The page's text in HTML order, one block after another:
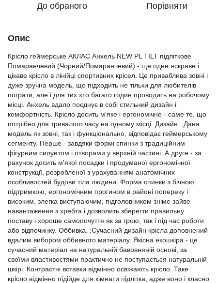
До обраного Порівняти
Опис
Крісло геймерське АКЛАС Анхель NEW PL TILT підліткове
Помаранчевий (Чорний/Помаранчевий) - ще одне яскраве і
цікаве крісло в лінійці спортивних крісел. Це приваблива зовні і
дуже зручна модель, що підходить не тільки для любителів
пограти, але і для тих хто багато годин проводить на робочому
місці. Анхель вдало поєднує в собі стильний дизайн і
комфортність. Крісло досить м'яке і ергономічне - саме те, що
потрібно для тривалого часу на одному місці. Дизайн. ;Дана
модель як зовні, так і функціонально, відповідає геймерському
сегменту. Перше - завдяки формі спинки з традиційним
фігурним силуетом і отворами у верхній частині. А друге - за
рахунок досить м'якої посадки і продуманої ергономічної
конструкції, розробленої з урахуванням анатомічних
особливостей будови тіла людини. Форма спинки з бічною
підтримкою, ергономічним прогином в районі попереку і
високим, злегка виступаючим, підголовником зніме зайве
навантаження з хребта і дозволить зберегти правильну
поставу і хороше самопочуття як за грою, так і під час роботи
або відпочинку. Оббивка. ;Сучасний дизайн крісла доповнений
вдалим вибором оббивного матеріалу. Якісна екошкіра - це
сучасний матеріал на натуральній бавовняній основі, за
своїми властивостями практично не поступається натуральній
шкірі. Контрастні вставки відмінно освіжають крісло. Таке
крісло відмінно підійде для кімнати підлітка, адже воно і класно